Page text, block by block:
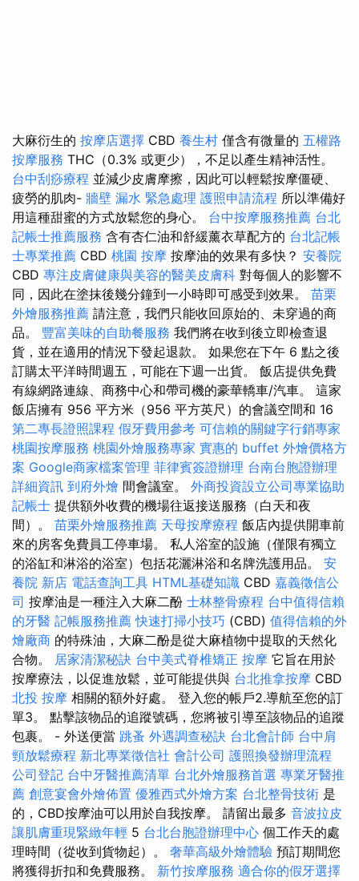
大麻衍生的 按摩店選擇 CBD 養生村 僅含有微量的 五權路
按摩服務 THC（0.3% 或更少），不足以產生精神活性。
台中刮痧療程 並減少皮膚摩擦，因此可以輕鬆按摩僵硬、
疲勞的肌肉- 牆壁 漏水 緊急處理 護照申請流程 所以準備好
用這種甜蜜的方式放鬆您的身心。 台中按摩服務推薦 台北
記帳士推薦服務 含有杏仁油和舒緩薰衣草配方的 台北記帳
士專業推薦 CBD 桃園 按摩 按摩油的效果有多快？ 安養院
CBD 專注皮膚健康與美容的醫美皮膚科 對每個人的影響不
同，因此在塗抹後幾分鐘到一小時即可感受到效果。 苗栗
外燴服務推薦 請注意，我們只能收回原始的、未穿過的商
品。 豐富美味的自助餐服務 我們將在收到後立即檢查退
貨，並在適用的情況下發起退款。 如果您在下午 6 點之後
訂購太平洋時間週五，可能在下週一出貨。 飯店提供免費
有線網路連線、商務中心和帶司機的豪華轎車/汽車。 這家
飯店擁有 956 平方米（956 平方英尺）的會議空間和 16
第二專長證照課程 假牙費用參考 可信賴的關鍵字行銷專家
桃園按摩服務 桃園外燴服務專家 實惠的 buffet 外燴價格方
案 Google商家檔案管理 菲律賓簽證辦理 台南台胞證辦理
詳細資訊 到府外燴 間會議室。 外商投資設立公司專業協助
記帳士 提供額外收費的機場往返接送服務（白天和夜
間）。 苗栗外燴服務推薦 天母按摩療程 飯店內提供開車前
來的房客免費員工停車場。 私人浴室的設施（僅限有獨立
的浴缸和淋浴的浴室）包括花灑淋浴和名牌洗護用品。 安
養院 新店 電話查詢工具 HTML基礎知識 CBD 嘉義徵信公
司 按摩油是一種注入大麻二酚 士林整骨療程 台中值得信賴
的牙醫 記帳服務推薦 快速打掃小技巧 (CBD) 值得信賴的外
燴廠商 的特殊油，大麻二酚是從大麻植物中提取的天然化
合物。 居家清潔秘訣 台中美式脊椎矯正 按摩 它旨在用於
按摩療法，以促進放鬆，並可能提供與 台北推拿按摩 CBD
北投 按摩 相關的額外好處。 登入您的帳戶2.導航至您的訂
單3。 點擊該物品的追蹤號碼，您將被引導至該物品的追蹤
包裹。 - 外送便當 跳蚤 外遇調查秘訣 台北會計師 台中肩
頸放鬆療程 新北專業徵信社 會計公司 護照換發辦理流程
公司登記 台中牙醫推薦清單 台北外燴服務首選 專業牙醫推
薦 創意宴會外燴佈置 優雅西式外燴方案 台北整骨技術 是
的，CBD按摩油可以用於自我按摩。 請留出最多 音波拉皮
讓肌膚重現緊緻年輕 5 台北台胞證辦理中心 個工作天的處
理時間（從收到貨物起）。 奢華高級外燴體驗 預訂期間您
將獲得折扣和免費服務。 新竹按摩服務 適合你的假牙選擇